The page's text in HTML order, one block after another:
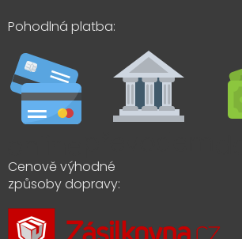
Pohodlná platba:
Cenově výhodné
způsoby dopravy: